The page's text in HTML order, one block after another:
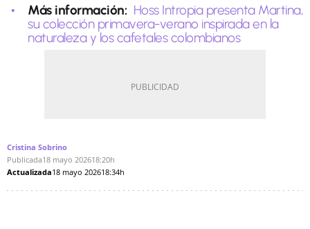
Más información: Hoss Intropia presenta Martina,
su colección primavera-verano inspirada en la
naturaleza y los cafetales colombianos
Cristina Sobrino
Publicada18 mayo 202618:20h
Actualizada18 mayo 202618:34h